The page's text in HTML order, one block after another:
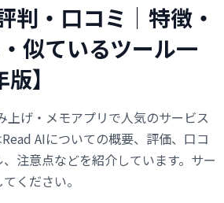
判・口コミ｜特徴・
似ているツール一
】
上げ・メモアプリで人気のサービス
AIについての概要、評価、口コ
注意点などを紹介しています。サー
ください。